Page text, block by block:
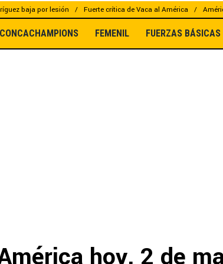
baja por lesión Fuerte crítica de Vaca al América
CONCACHAMPIONS FEMENIL FUERZAS BÁSICAS
hoy, 2 de